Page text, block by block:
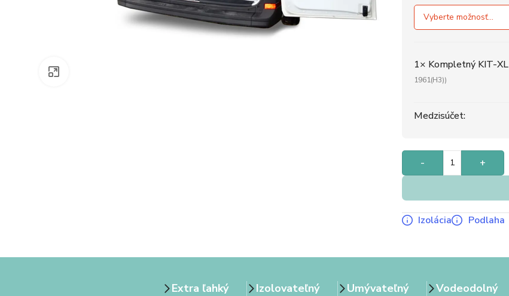
1× Kompletný KIT-XL
1961(H3))
Medzisúčet:
-
+
Izolácia Podlaha
Extra ľahký Izolovateľný Umývateľný Vodeodolný